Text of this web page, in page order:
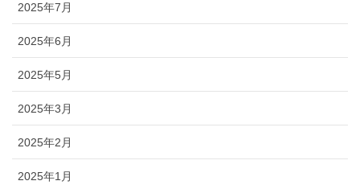
2025年7月
2025年6月
2025年5月
2025年3月
2025年2月
2025年1月